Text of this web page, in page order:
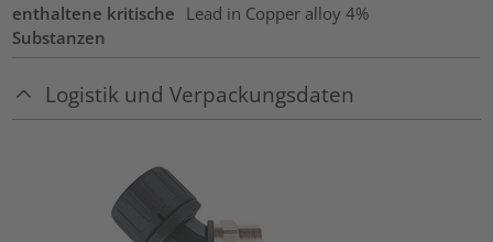
enthaltene kritische
Substanzen
Lead in Copper alloy 4%
Logistik und Verpackungsdaten